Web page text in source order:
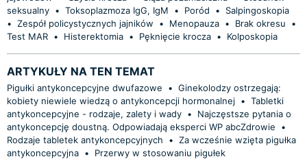
seksualny • Toksoplazmoza IgG, IgM • Poród •
Salpingoskopia
• Zespół policystycznych jajników • Menopauza • Brak okresu
•
Test MAR • Histerektomia • Pęknięcie krocza • Kolposkopia
ARTYKUŁY NA TEN TEMAT
Pigułki antykoncepcyjne dwufazowe • Ginekolodzy ostrzegają:
kobiety niewiele wiedzą o antykoncepcji hormonalnej • Tabletki
antykoncepcyjne - rodzaje, zalety i wady •
Najczęstsze pytania o
antykoncepcję doustną. Odpowiadają eksperci WP abcZdrowie
•
Rodzaje tabletek antykoncepcyjnych
• Za wcześnie wzięta pigułka
antykoncepcyjna •
Przerwy w stosowaniu pigułek